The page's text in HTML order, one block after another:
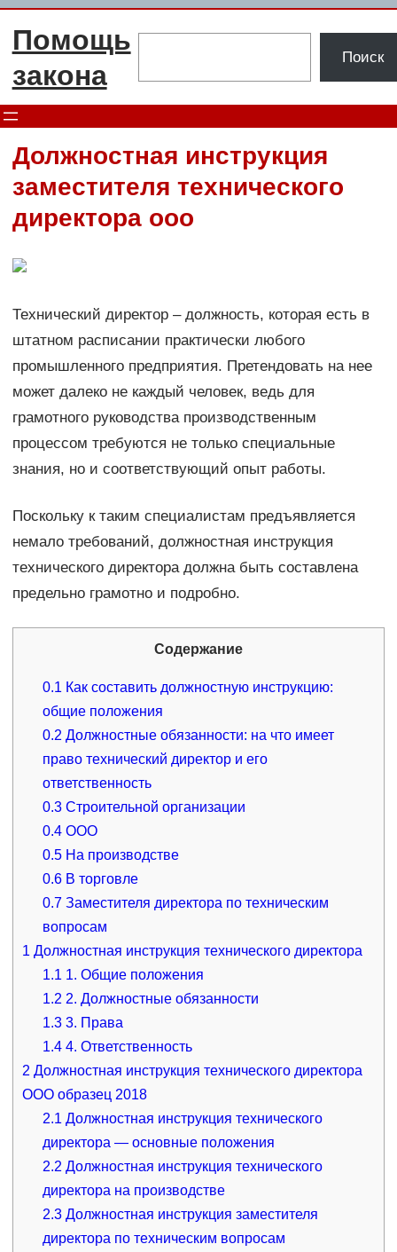
Перейти
Помощь
закона
Поиск
Должностная инструкция
заместителя технического
директора ооо
Технический директор – должность, которая есть в
штатном расписании практически любого
промышленного предприятия. Претендовать на нее
может далеко не каждый человек, ведь для
грамотного руководства производственным
процессом требуются не только специальные
знания, но и соответствующий опыт работы.
Поскольку к таким специалистам предъявляется
немало требований, должностная инструкция
технического директора должна быть составлена
предельно грамотно и подробно.
Содержание
0.1 Как составить должностную инструкцию:
общие положения
0.2 Должностные обязанности: на что имеет
право технический директор и его
ответственность
0.3 Строительной организации
0.4 ООО
0.5 На производстве
0.6 В торговле
0.7 Заместителя директора по техническим
вопросам
1 Должностная инструкция технического директора
1.1 1. Общие положения
1.2 2. Должностные обязанности
1.3 3. Права
1.4 4. Ответственность
2 Должностная инструкция технического директора
ООО образец 2018
2.1 Должностная инструкция технического
директора — основные положения
2.2 Должностная инструкция технического
директора на производстве
2.3 Должностная инструкция заместителя
директора по техническим вопросам